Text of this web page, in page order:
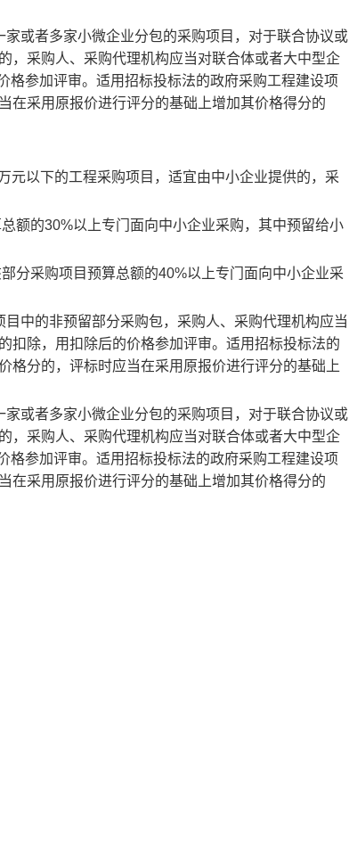
或者多家小微企业分包的采购项目，对于联合协议或
，采购人、采购代理机构应当对联合体或者大中型企
格参加评审。适用招标投标法的政府采购工程建设项
在采用原报价进行评分的基础上增加其价格得分的
元以下的工程采购项目，适宜由中小企业提供的，采
额的30%以上专门面向中小企业采购，其中预留给小
分采购项目预算总额的40%以上专门面向中小企业采
中的非预留部分采购包，采购人、采购代理机构应当
扣除，用扣除后的价格参加评审。适用招标投标法的
格分的，评标时应当在采用原报价进行评分的基础上
或者多家小微企业分包的采购项目，对于联合协议或
，采购人、采购代理机构应当对联合体或者大中型企
格参加评审。适用招标投标法的政府采购工程建设项
在采用原报价进行评分的基础上增加其价格得分的